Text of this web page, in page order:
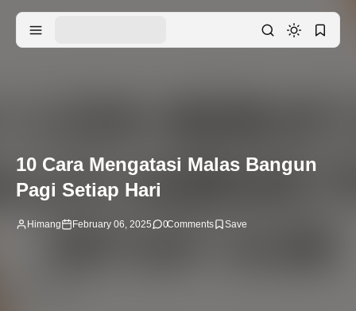
10 Cara Mengatasi Malas Bangun
Pagi Setiap Hari
Himang February 06, 2025 0Comments